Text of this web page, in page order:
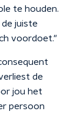
te houden.
juiste
voordoet."
de
jou het
persoon